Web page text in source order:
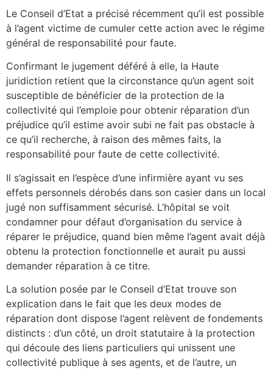
Le Conseil d’Etat a précisé récemment qu’il est possible
à l’agent victime de cumuler cette action avec le régime
général de responsabilité pour faute.
Confirmant le jugement déféré à elle, la Haute
juridiction retient que la circonstance qu’un agent soit
susceptible de bénéficier de la protection de la
collectivité qui l’emploie pour obtenir réparation d’un
préjudice qu’il estime avoir subi ne fait pas obstacle à
ce qu’il recherche, à raison des mêmes faits, la
responsabilité pour faute de cette collectivité.
Il s’agissait en l’espèce d’une infirmière ayant vu ses
effets personnels dérobés dans son casier dans un local
jugé non suffisamment sécurisé. L’hôpital se voit
condamner pour défaut d’organisation du service à
réparer le préjudice, quand bien même l’agent avait déjà
obtenu la protection fonctionnelle et aurait pu aussi
demander réparation à ce titre.
La solution posée par le Conseil d’Etat trouve son
explication dans le fait que les deux modes de
réparation dont dispose l’agent relèvent de fondements
distincts : d’un côté, un droit statutaire à la protection
qui découle des liens particuliers qui unissent une
collectivité publique à ses agents, et de l’autre, un